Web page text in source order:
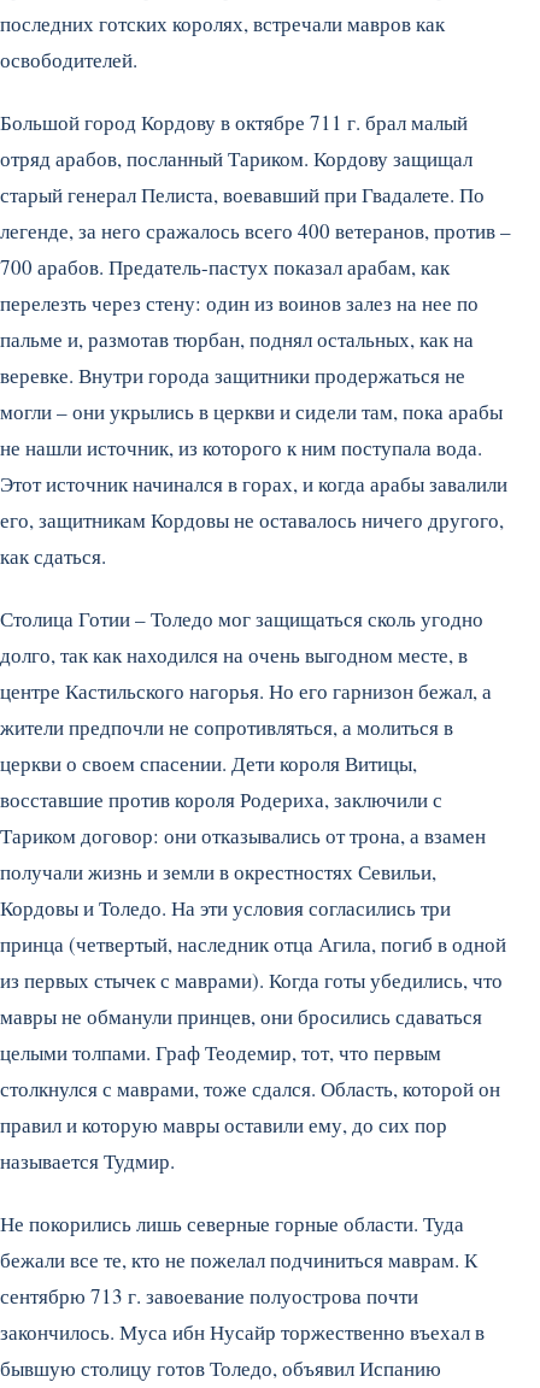
последних готских королях, встречали мавров как
освободителей.
Большой город Кордову в октябре 711 г. брал малый
отряд арабов, посланный Тариком. Кордову защищал
старый генерал Пелиста, воевавший при Гвадалете. По
легенде, за него сражалось всего 400 ветеранов, против –
700 арабов. Предатель-пастух показал арабам, как
перелезть через стену: один из воинов залез на нее по
пальме и, размотав тюрбан, поднял остальных, как на
веревке. Внутри города защитники продержаться не
могли – они укрылись в церкви и сидели там, пока арабы
не нашли источник, из которого к ним поступала вода.
Этот источник начинался в горах, и когда арабы завалили
его, защитникам Кордовы не оставалось ничего другого,
как сдаться.
Столица Готии – Толедо мог защищаться сколь угодно
долго, так как находился на очень выгодном месте, в
центре Кастильского нагорья. Но его гарнизон бежал, а
жители предпочли не сопротивляться, а молиться в
церкви о своем спасении. Дети короля Витицы,
восставшие против короля Родериха, заключили с
Тариком договор: они отказывались от трона, а взамен
получали жизнь и земли в окрестностях Севильи,
Кордовы и Толедо. На эти условия согласились три
принца (четвертый, наследник отца Агила, погиб в одной
из первых стычек с маврами). Когда готы убедились, что
мавры не обманули принцев, они бросились сдаваться
целыми толпами. Граф Теодемир, тот, что первым
столкнулся с маврами, тоже сдался. Область, которой он
правил и которую мавры оставили ему, до сих пор
называется Тудмир.
Не покорились лишь северные горные области. Туда
бежали все те, кто не пожелал подчиниться маврам. К
сентябрю 713 г. завоевание полуострова почти
закончилось. Муса ибн Нусайр торжественно въехал в
бывшую столицу готов Толедо, объявил Испанию